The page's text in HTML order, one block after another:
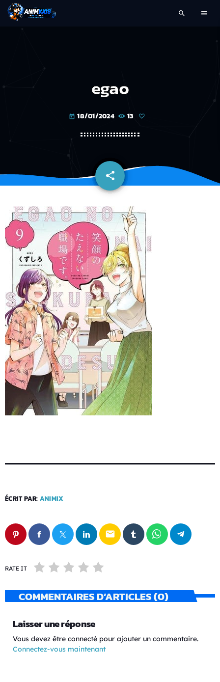
search menu
egao
today 18/01/2024 13
share
email
ÉCRIT PAR: ANIMIX
email
RATE IT
COMMENTAIRES D’ARTICLES (0)
Laisser une réponse
Vous devez être connecté pour ajouter un commentaire.
Connectez-vous maintenant